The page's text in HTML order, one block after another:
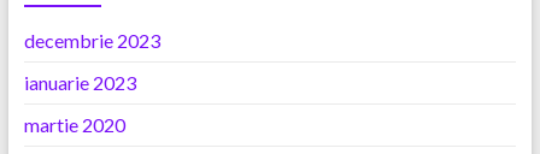
decembrie 2023
ianuarie 2023
martie 2020